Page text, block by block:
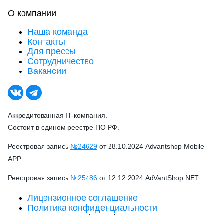
О компании
Наша команда
Контакты
Для прессы
Сотрудничество
Вакансии
Аккредитованная IT-компания.
Состоит в едином реестре ПО РФ.
Реестровая запись №24629 от 28.10.2024 Advantshop Mobile
APP
Реестровая запись №25486 от 12.12.2024 AdVantShop.NET
Лицензионное соглашение
Политика конфиденциальности